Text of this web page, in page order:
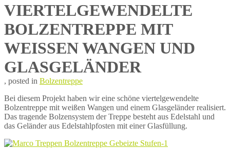
VIERTELGEWENDELTE
BOLZENTREPPE MIT
WEISSEN WANGEN UND G
LASGELÄNDER
13.
202013.
Mai
2020
von
Treppen
, posted in Bolzentreppe
Bei diesem Projekt haben wir eine schöne viertelgewendelte
Bolzentreppe mit weißen Wangen und einem Glasgeländer realisiert.
Das tragende Bolzensystem der Treppe besteht aus Edelstahl und
das Geländer aus Edelstahlpfosten mit einer Glasfüllung.